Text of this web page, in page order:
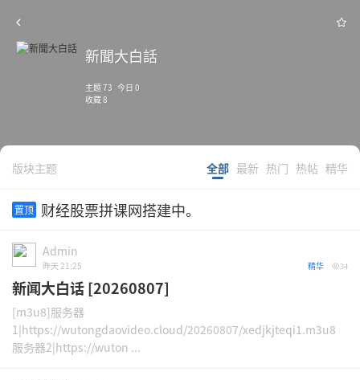
新聞大白話
主题 73 今日 0
收藏 8
版块主题 全部 最新 热门 热帖 精华
置顶 财经股票拼课网搭建中。
Admin
昨天 21:25 34
精华
新闻大白话 [20260807]
[m3u8]服务器
1|https://wutongdaovideo.cloud/20260807/xedjkjteqi1.m3u8
服务器2|https://wuton ...